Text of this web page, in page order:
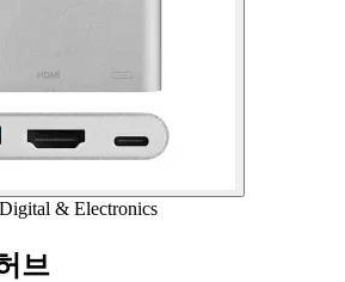
Digital & Electronics
브